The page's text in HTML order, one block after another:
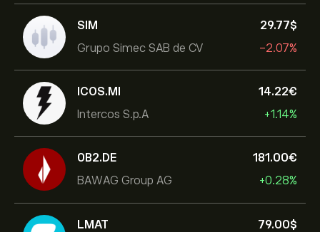
SIM
Grupo Simec SAB de CV
29.77‎$‎
-2.07%
ICOS.MI
Intercos S.p.A
14.22‎€‎
+1.14%
0B2.DE
BAWAG Group AG
181.00‎€‎
+0.28%
LMAT
79.00‎$‎